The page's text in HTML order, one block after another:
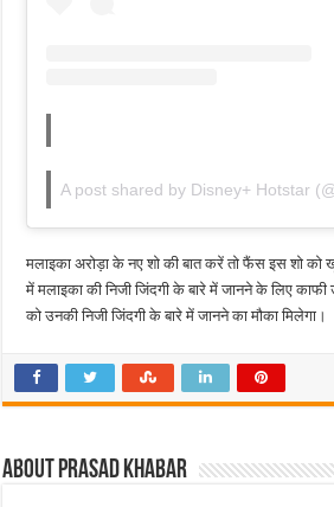
A post shared by Disney+ Hotstar
मलाइका अरोड़ा के नए शो की बात करें तो फैंस इस शो
में मलाइका की निजी जिंदगी के बारे में जानने के लिए
को उनकी निजी जिंदगी के बारे में जानने का मौका मिलेगा।
About Prasad Khabar